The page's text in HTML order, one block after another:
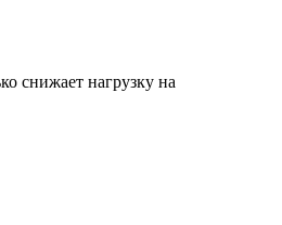
снижает нагрузку на